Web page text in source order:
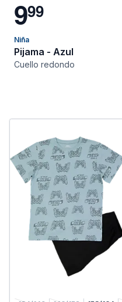
999
Niña
Pijama - Azul
Cuello redondo